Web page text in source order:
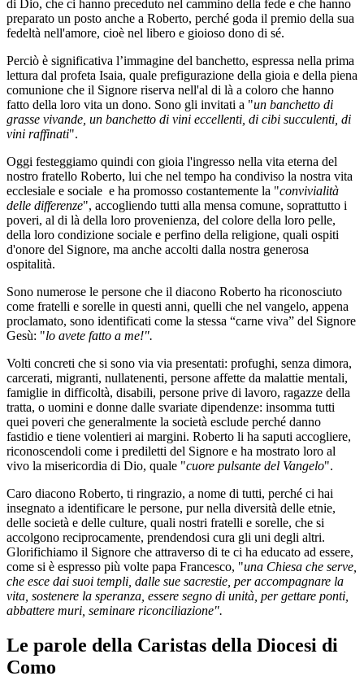
di Dio, che ci hanno preceduto nel cammino della fede e che hanno
preparato un posto anche a Roberto, perché goda il premio della sua
fedeltà nell'amore, cioè nel libero e gioioso dono di sé.
Perciò è significativa l’immagine del banchetto, espressa nella prima
lettura dal profeta Isaia, quale prefigurazione della gioia e della piena
comunione che il Signore riserva nell'al di là a coloro che hanno
fatto della loro vita un dono. Sono gli invitati a "un banchetto di
grasse vivande, un banchetto di vini eccellenti, di cibi succulenti, di
vini raffinati".
Oggi festeggiamo quindi con gioia l'ingresso nella vita eterna del
nostro fratello Roberto, lui che nel tempo ha condiviso la nostra vita
ecclesiale e sociale e ha promosso costantemente la "convivialità
delle differenze", accogliendo tutti alla mensa comune, soprattutto i
poveri, al di là della loro provenienza, del colore della loro pelle,
della loro condizione sociale e perfino della religione, quali ospiti
d'onore del Signore, ma anche accolti dalla nostra generosa
ospitalità.
Sono numerose le persone che il diacono Roberto ha riconosciuto
come fratelli e sorelle in questi anni, quelli che nel vangelo, appena
proclamato, sono identificati come la stessa “carne viva” del Signore
Gesù: "lo avete fatto a me!".
Volti concreti che si sono via via presentati: profughi, senza dimora,
carcerati, migranti, nullatenenti, persone affette da malattie mentali,
famiglie in difficoltà, disabili, persone prive di lavoro, ragazze della
tratta, o uomini e donne dalle svariate dipendenze: insomma tutti
quei poveri che generalmente la società esclude perché danno
fastidio e tiene volentieri ai margini. Roberto li ha saputi accogliere,
riconoscendoli come i prediletti del Signore e ha mostrato loro al
vivo la misericordia di Dio, quale "cuore pulsante del Vangelo".
Caro diacono Roberto, ti ringrazio, a nome di tutti, perché ci hai
insegnato a identificare le persone, pur nella diversità delle etnie,
delle società e delle culture, quali nostri fratelli e sorelle, che si
accolgono reciprocamente, prendendosi cura gli uni degli altri.
Glorifichiamo il Signore che attraverso di te ci ha educato ad essere,
come si è espresso più volte papa Francesco, "una Chiesa che serve,
che esce dai suoi templi, dalle sue sacrestie, per accompagnare la
vita, sostenere la speranza, essere segno di unità, per gettare ponti,
abbattere muri, seminare riconciliazione".
Le parole della Caristas della Diocesi di
Como